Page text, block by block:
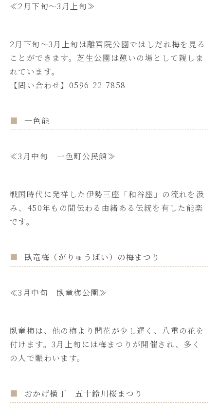
≪2月下旬～3月上旬≫
2月下旬～3月上旬は離宮院公園ではしだれ梅を見る
ことができます。芝生公園は憩いの場として親しま
れています。
【問い合わせ】0596-22-7858
一色能
≪3月中旬 一色町公民館≫
戦国時代に発祥した伊勢三座「和谷座」の流れを汲
み、450年もの間伝わる由緒ある伝統を有した能楽
です。
臥竜梅（がりゅうばい）の梅まつり
≪3月中旬 臥竜梅公園≫
臥竜梅は、他の梅より開花が少し遅く、八重の花を
付けます。3月上旬には梅まつりが開催され、多く
の人で賑わいます。
おかげ横丁 五十鈴川桜まつり